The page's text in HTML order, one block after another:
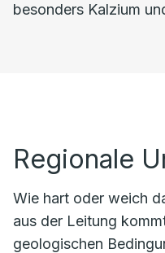
besonders Kalzium
Regionale
Wie hart oder weich
aus der Leitung
geologischen